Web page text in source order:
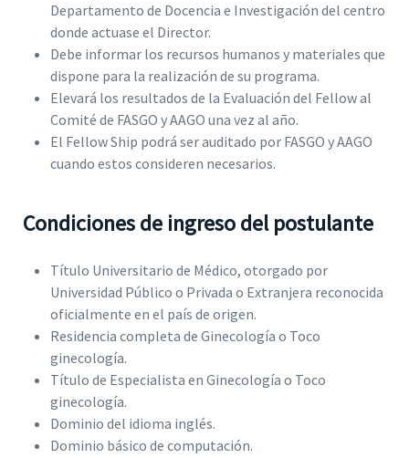
Departamento de Docencia e Investigación del centro
donde actuase el Director.
Debe informar los recursos humanos y materiales que
dispone para la realización de su programa.
Elevará los resultados de la Evaluación del Fellow al
Comité de FASGO y AAGO una vez al año.
El Fellow Ship podrá ser auditado por FASGO y AAGO
cuando estos consideren necesarios.
Condiciones de ingreso del postulante
Título Universitario de Médico, otorgado por
Universidad Público o Privada o Extranjera reconocida
oficialmente en el país de origen.
Residencia completa de Ginecología o Toco
ginecología.
Título de Especialista en Ginecología o Toco
ginecología.
Dominio del idioma inglés.
Dominio básico de computación.